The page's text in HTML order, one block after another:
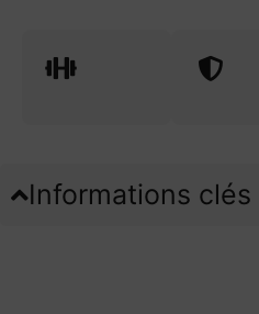
Informations clés